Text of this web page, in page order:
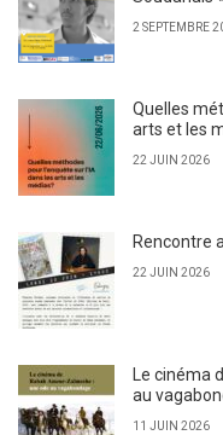
2 SEPTEMBRE
Quelles
arts et les
22 JUIN 2026
Rencontre
22 JUIN 2026
Le cinéma
au
11 JUIN 2026